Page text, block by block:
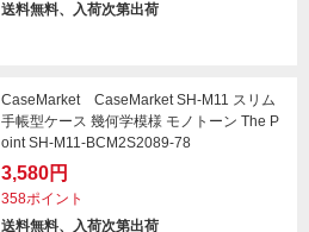
送料無料、入荷次第出荷
CaseMarket CaseMarket SH-M11 スリム
手帳型ケース 幾何学模様 モノトーン The P
oint SH-M11-BCM2S2089-78
3,580円
358ポイント
送料無料、入荷次第出荷